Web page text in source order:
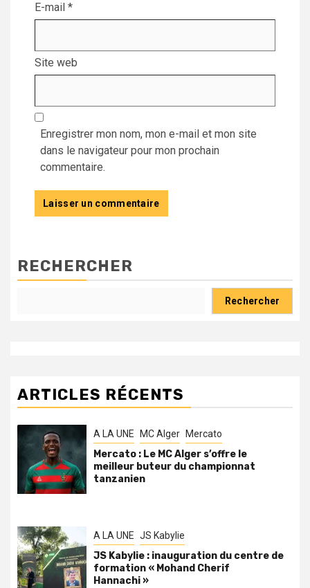
E-mail *
Site web
Enregistrer mon nom, mon e-mail et mon site
dans le navigateur pour mon prochain
commentaire.
RECHERCHER
Rechercher
ARTICLES RÉCENTS
A LA UNE MC Alger Mercato
Mercato : Le MC Alger s’offre le
meilleur buteur du championnat
tanzanien
A LA UNE JS Kabylie
JS Kabylie : inauguration du centre de
formation « Mohand Cherif
Hannachi »